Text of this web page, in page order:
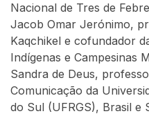
Nacional de Tres de
Jacob Omar Jerónimo,
Kaqchikel e cofundador
Indígenas e Campesinas
Sandra de Deus,
Comunicação da
do Sul (UFRGS), Brasil e